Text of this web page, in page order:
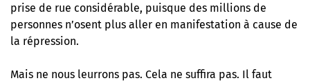
prise de rue considérable, puisque des millions de
personnes n’osent plus aller en manifestation à cause de
la répression.
Mais ne nous leurrons pas. Cela ne suffira pas. Il faut